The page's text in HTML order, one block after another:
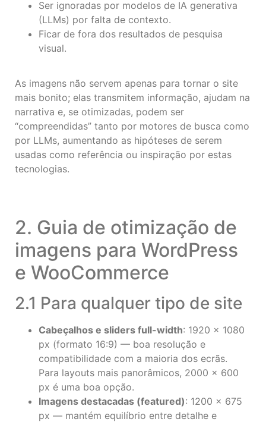
Ser ignoradas por modelos de IA generativa
(LLMs) por falta de contexto.
Ficar de fora dos resultados de pesquisa
visual.
As imagens não servem apenas para tornar o site
mais bonito; elas transmitem informação, ajudam na
narrativa e, se otimizadas, podem ser
“compreendidas” tanto por motores de busca como
por LLMs, aumentando as hipóteses de serem
usadas como referência ou inspiração por estas
tecnologias.
2. Guia de otimização de
imagens para WordPress
e WooCommerce
2.1 Para qualquer tipo de site
Cabeçalhos e sliders full-width: 1920 × 1080
px (formato 16:9) — boa resolução e
compatibilidade com a maioria dos ecrãs.
Para layouts mais panorâmicos, 2000 × 600
px é uma boa opção.
Imagens destacadas (featured): 1200 × 675
px — mantém equilíbrio entre detalhe e